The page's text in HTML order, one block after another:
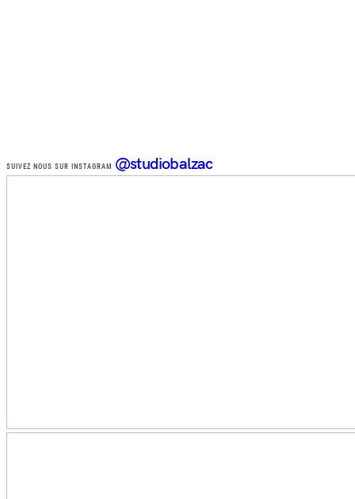
SUIVEZ NOUS SUR INSTAGRAM @studiobalzac